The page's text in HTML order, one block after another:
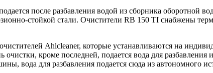
после разбавления водой из сборника оборотной
стойкой стали. Очистители RB 150 TI снабжены
Ahlcleaner, которые устанавливаются на
кроме последней, подается вода для
вода для разбавления подается сюда из автономного